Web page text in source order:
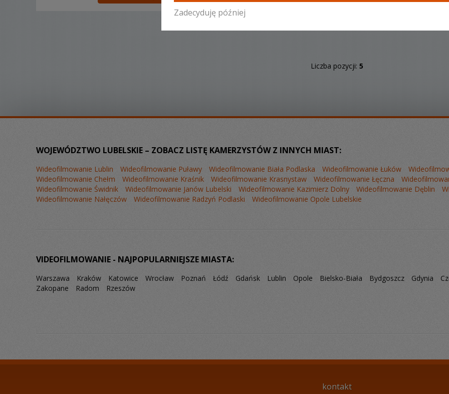
Liczba pozycji: 5
WOJEWÓDZTWO LUBELSKIE – ZOBACZ LISTĘ KAMERZYSTÓW Z INNYCH MIAST:
Wideofilmowanie Lublin Wideofilmowanie Puławy Wideofilmowanie Biała Podlaska Wideofilmowanie Łuków
Wideofilmowanie Chełm
Wideofilmowanie Kraśnik Wideofilmowanie Krasnystaw Wideofilmowanie Łęczna
Wideofilmowanie Świdnik
Wideofilmowanie Janów Lubelski Wideofilmowanie Kazimierz Dolny Wideofilmowanie Dęblin
Wideofilmowanie Nałęczów
Wideofilmowanie Radzyń Podlaski Wideofilmowanie Opole Lubelskie
VIDEOFILMOWANIE - NAJPOPULARNIEJSZE MIASTA:
Warszawa Kraków Katowice Wrocław Poznań Łódź Gdańsk Lublin Opole Bielsko-Biała Bydgoszcz Gdynia
Zakopane
Radom Rzeszów
kontakt
Zadecyduję później